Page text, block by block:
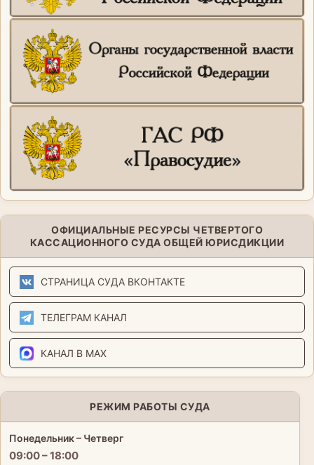
ОФИЦИАЛЬНЫЕ РЕСУРСЫ ЧЕТВЕРТОГО
КАССАЦИОННОГО СУДА ОБЩЕЙ ЮРИСДИКЦИИ
СТРАНИЦА СУДА ВКОНТАКТЕ
ТЕЛЕГРАМ КАНАЛ
КАНАЛ В MAX
РЕЖИМ РАБОТЫ СУДА
Понедельник – Четверг
09:00 – 18:00